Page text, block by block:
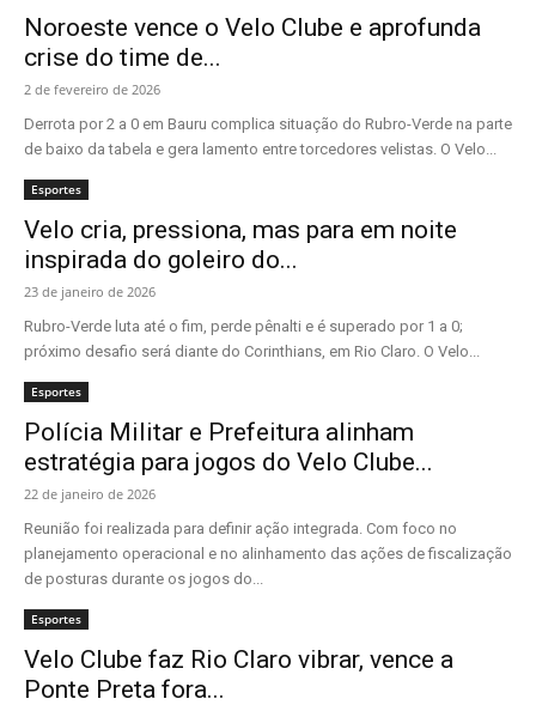
Noroeste vence o Velo Clube e aprofunda
crise do time de...
2 de fevereiro de 2026
Derrota por 2 a 0 em Bauru complica situação do Rubro-Verde na parte
de baixo da tabela e gera lamento entre torcedores velistas. O Velo...
Esportes
Velo cria, pressiona, mas para em noite
inspirada do goleiro do...
23 de janeiro de 2026
Rubro-Verde luta até o fim, perde pênalti e é superado por 1 a 0;
próximo desafio será diante do Corinthians, em Rio Claro. O Velo...
Esportes
Polícia Militar e Prefeitura alinham
estratégia para jogos do Velo Clube...
22 de janeiro de 2026
Reunião foi realizada para definir ação integrada. Com foco no
planejamento operacional e no alinhamento das ações de fiscalização
de posturas durante os jogos do...
Esportes
Velo Clube faz Rio Claro vibrar, vence a
Ponte Preta fora...